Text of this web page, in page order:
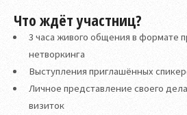
Что ждёт участниц?
3 часа живого общения в формате
нетворкинга
Выступления приглашённых
Личное представление своего
визиток